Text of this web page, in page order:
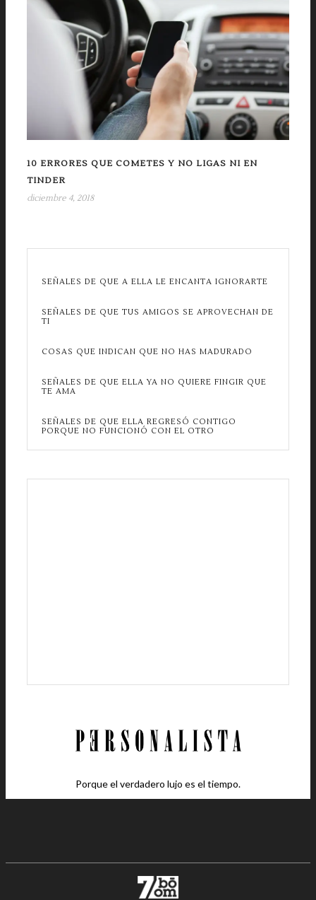
10 ERRORES QUE COMETES Y NO LIGAS NI EN
TINDER
diciembre 4, 2018
SEÑALES DE QUE A ELLA LE ENCANTA IGNORARTE
SEÑALES DE QUE TUS AMIGOS SE APROVECHAN DE
TI
COSAS QUE INDICAN QUE NO HAS MADURADO
SEÑALES DE QUE ELLA YA NO QUIERE FINGIR QUE
TE AMA
SEÑALES DE QUE ELLA REGRESÓ CONTIGO
PORQUE NO FUNCIONÓ CON EL OTRO
Porque el verdadero lujo es el tiempo.